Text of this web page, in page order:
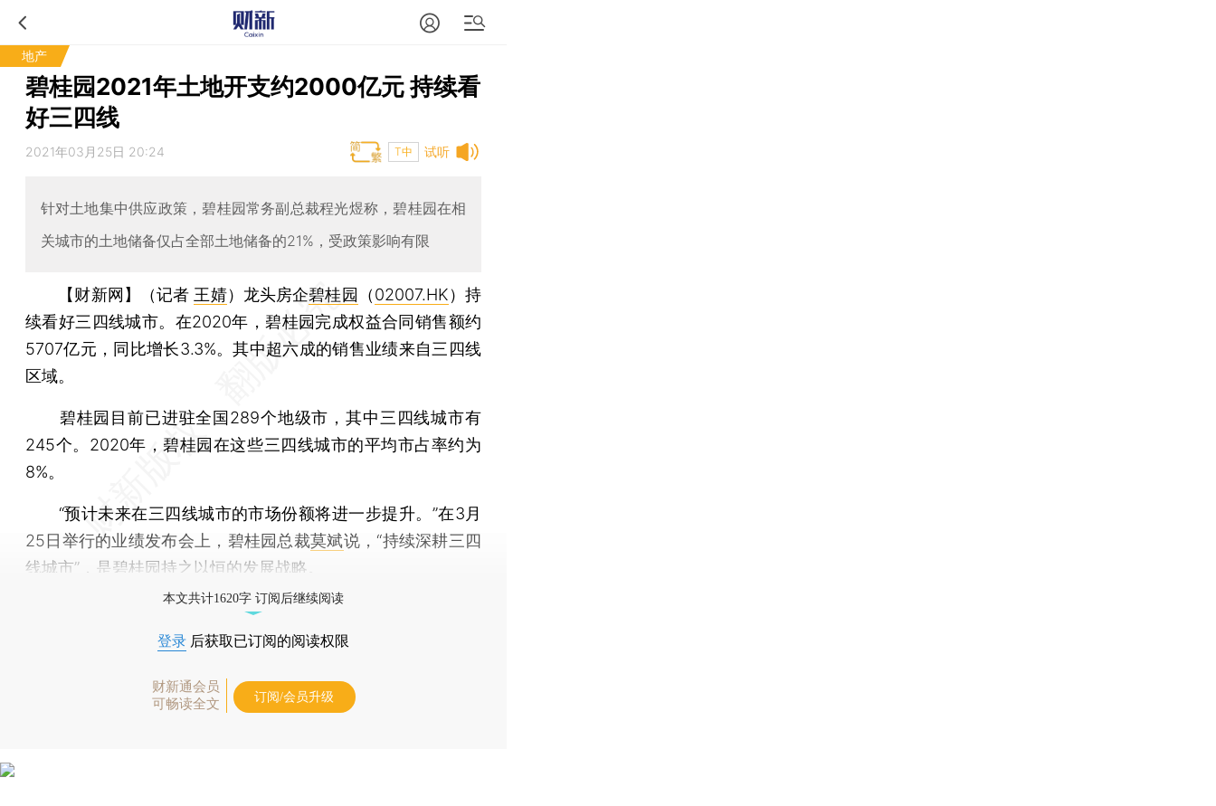
地产
碧桂园2021年土地开支约2000亿元 持续看
好三四线
试听
2021年03月25日 20:24 T中
针对土地集中供应政策，碧桂园常务副总裁程光煜称，碧桂园在相
关城市的土地储备仅占全部土地储备的21%，受政策影响有限
【财新网】（记者 王婧） 龙头房企碧桂园 （02007.HK）持
续看好三四线城市。在2020年，碧桂园完成权益合同销售额约
5707亿元，同比增长3.3%。其中超六成的销售业绩来自三四线
区域。
碧桂园目前已进驻全国289个地级市，其中三四线城市有
245个。2020年，碧桂园在这些三四线城市的平均市占率约为
8%。
“预计未来在三四线城市的市场份额将进一步提升。”在3月
25日举行的业绩发布会上，碧桂园总裁莫斌说，“持续深耕三四
线城市”，是碧桂园持之以恒的发展战略。
本文共计1620字 订阅后继续阅读
登录 后获取已订阅的阅读权限
财新通会员
可畅读全文
订阅/会员升级